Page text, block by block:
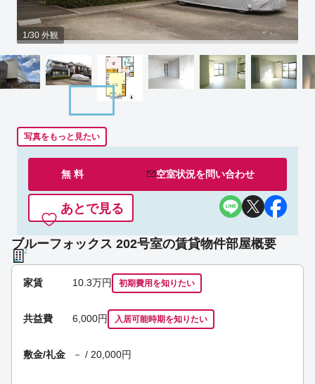
1/30 外観
写真をもっと見たい
無 料 空室状況を問い合わせ
あとで見る
ブルーフォックス 202号室の賃貸物件部屋概要
家賃 10.3万円 初期費用を知りたい
共益費 6,000円 入居可能時期を知りたい
敷金/礼金 － / 20,000円